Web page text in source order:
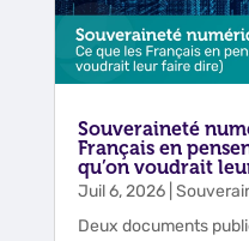
Souveraineté
Français en
qu’on voudrait
Juil 6, 2026|
Deux documents